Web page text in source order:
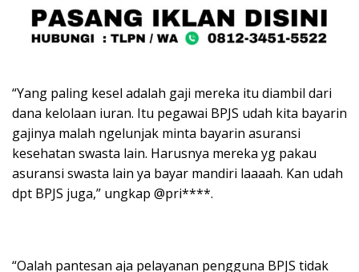
“Yang paling kesel adalah gaji mereka itu diambil dari
dana kelolaan iuran. Itu pegawai BPJS udah kita bayarin
gajinya malah ngelunjak minta bayarin asuransi
kesehatan swasta lain. Harusnya mereka yg pakau
asuransi swasta lain ya bayar mandiri laaaah. Kan udah
dpt BPJS juga,” ungkap @pri****.
“Oalah pantesan aja pelayanan pengguna BPJS tidak